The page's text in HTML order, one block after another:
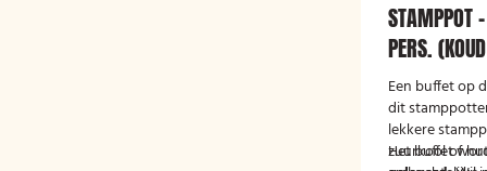
STAMPPOT
PERS.
Een buffet op
dit
lekkere
zuurkool of
Het buffet